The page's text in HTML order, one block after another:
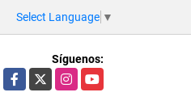
Select Language ▼
Síguenos:
Facebook
X InstagramYouTube